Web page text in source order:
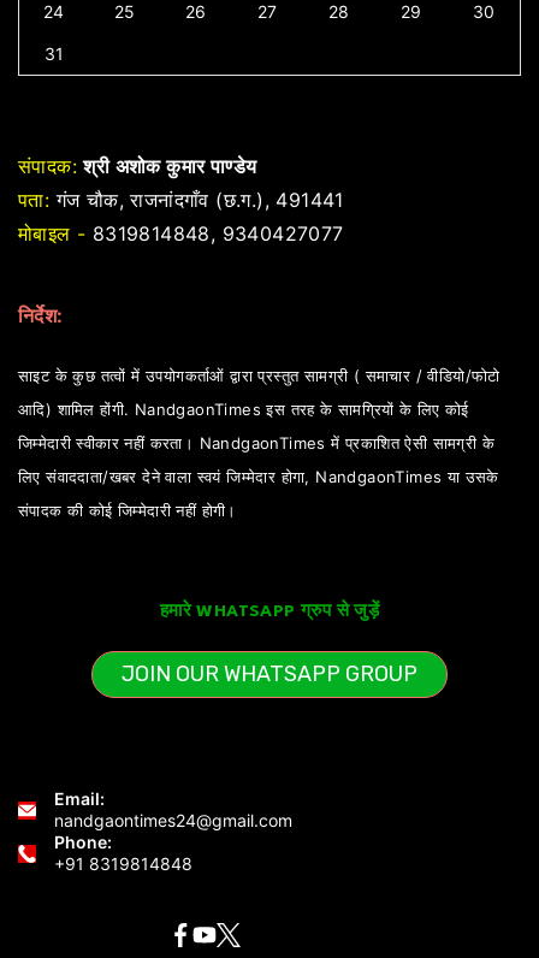
24 25 26 27 28 29 30
31
संपादक: श्री अशोक कुमार पाण्डेय
पता: गंज चौक, राजनांदगाँव (छ.ग.), 491441
मोबाइल - 8319814848, 9340427077
निर्देश:
साइट के कुछ तत्वों में उपयोगकर्ताओं द्वारा प्रस्तुत सामग्री ( समाचार / वीडियो/फोटो
आदि) शामिल होंगी. NandgaonTimes इस तरह के सामग्रियों के लिए कोई
जिम्मेदारी स्वीकार नहीं करता। NandgaonTimes में प्रकाशित ऐसी सामग्री के
लिए संवाददाता/खबर देने वाला स्वयं जिम्मेदार होगा, NandgaonTimes या उसके
संपादक की कोई जिम्मेदारी नहीं होगी।
हमारे WHATSAPP ग्रुप से जुड़ें
JOIN OUR WHATSAPP GROUP
Email:
nandgaontimes24@gmail.com
Phone:
+91 8319814848